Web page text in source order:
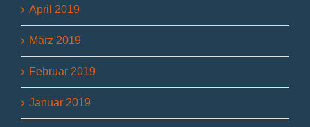
April 2019
März 2019
Februar 2019
Januar 2019